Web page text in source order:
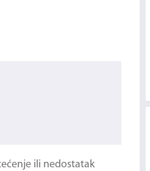
ili nedostatak